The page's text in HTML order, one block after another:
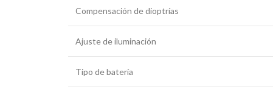
Compensación de dioptrías
Ajuste de iluminación
Tipo de batería